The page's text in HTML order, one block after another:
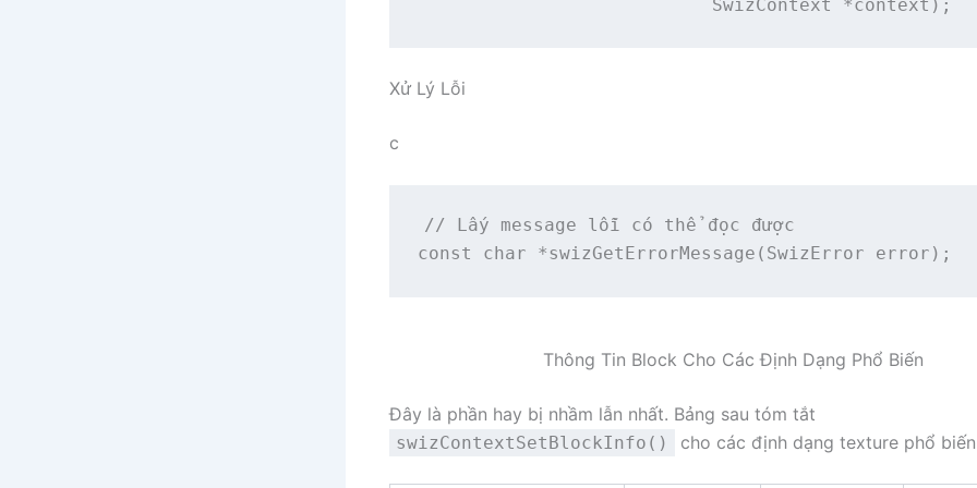
                           SwizContext *context);
Xử Lý Lỗi
c
// Lấy message lỗi có thể đọc được
const char *swizGetErrorMessage(SwizError error);
Thông Tin Block Cho Các Định Dạng Phổ Biến
Đây là phần hay bị nhầm lẫn nhất. Bảng sau tóm tắt
swizContextSetBlockInfo() cho các định dạng texture phổ